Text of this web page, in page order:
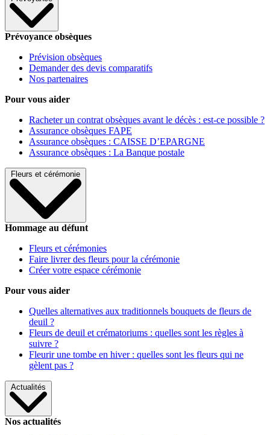
Prévoyance obsèques
Prévision obsèques
Demander des devis comparatifs
Nos partenaires
Pour vous aider
Racheter un contrat obsèques avant le décès : est-ce possible ?
Assurance obsèques FAPE
Assurance obsèques : CAISSE D’EPARGNE
Assurance obsèques : La Banque postale
Fleurs et cérémonie
Hommage au défunt
Fleurs et cérémonies
Faire livrer des fleurs pour la cérémonie
Créer votre espace cérémonie
Pour vous aider
Quelles alternatives aux traditionnels bouquets de fleurs de
deuil ?
Fleurs de deuil et crématoriums : quelles sont les règles à
suivre ?
Fleurir une tombe en hiver : quelles sont les fleurs qui ne
gèlent pas ?
Actualités
Nos actualités